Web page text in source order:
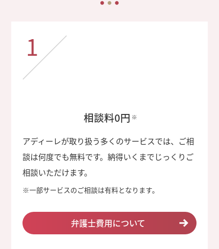
1
相談料0円 ※
アディーレが取り扱う多くのサービスでは、ご相
談は何度でも無料です。納得いくまでじっくりご
相談いただけます。
※一部サービスのご相談は有料となります。
弁護士費用について